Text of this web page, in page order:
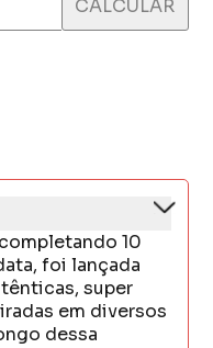
10
foi lançada
super
em diversos
dessa